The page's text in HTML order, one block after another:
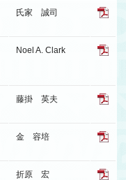
氏家 誠司
Noel A. Clark
藤掛 英夫
金 容培
折原 宏